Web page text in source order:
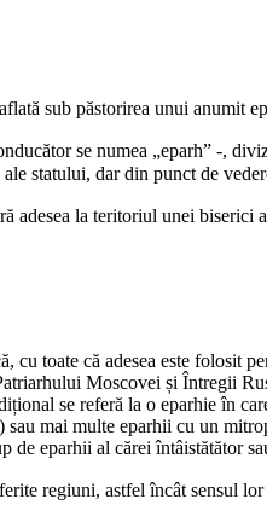
sub păstorirea unui anumit
se numea „eparh” -,
statului, dar din punct de
adesea la teritoriul unei biserici
cu toate că adesea este folosit
Moscovei și Întregii
se referă la o eparhie în
sau mai multe eparhii cu un
de eparhii al cărei întâistătător
regiuni, astfel încât sensul